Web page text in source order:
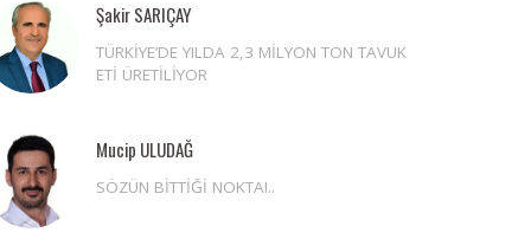
Şakir SARIÇAY
TÜRKİYE’DE YILDA 2,3 MİLYON TON TAVUK
ETİ ÜRETİLİYOR
Mucip ULUDAĞ
SÖZÜN BİTTİĞİ NOKTA!..